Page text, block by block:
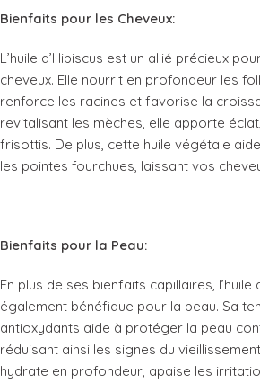
Bienfaits pour les Cheveux:
L’huile d’Hibiscus est un allié précieux
cheveux. Elle nourrit en profondeur les
renforce les racines et favorise la
revitalisant les mèches, elle apporte
frisottis. De plus, cette huile végétale
les pointes fourchues, laissant vos
Bienfaits pour la Peau:
En plus de ses bienfaits capillaires, l’huile
également bénéfique pour la peau. Sa
antioxydants aide à protéger la peau
réduisant ainsi les signes du
hydrate en profondeur, apaise les